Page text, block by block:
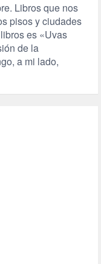
Libros que nos
pisos y ciudades
es «Uvas
de la
a mi lado,